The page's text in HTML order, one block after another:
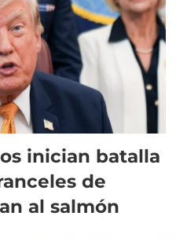
inician batalla
de
al salmón